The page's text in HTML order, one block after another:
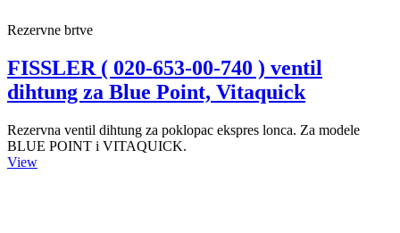
Rezervne brtve
FISSLER ( 020-653-00-740 ) ventil
dihtung za Blue Point, Vitaquick
Rezervna ventil dihtung za poklopac ekspres lonca. Za modele
BLUE POINT i VITAQUICK.
View